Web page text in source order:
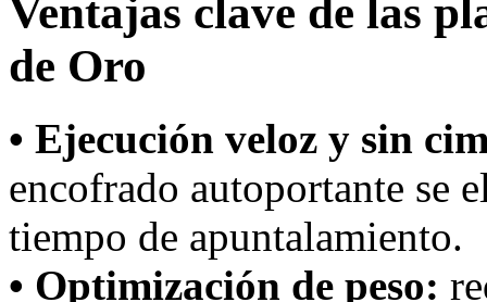
Ventajas clave de las
de Oro
• Ejecución veloz y sin
encofrado autoportante se
tiempo de apuntalamiento.
• Optimización de peso: